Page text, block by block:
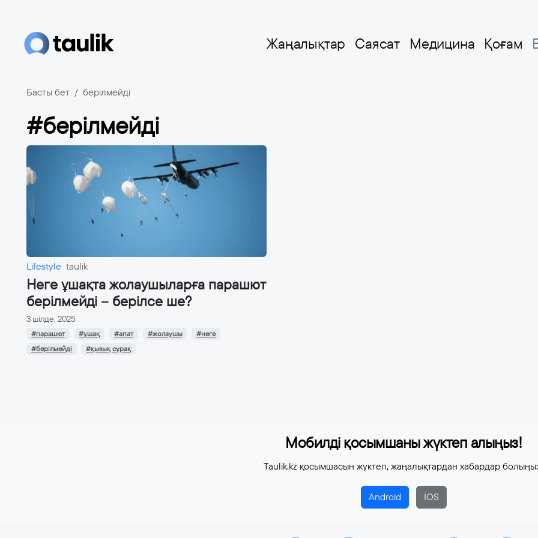
Жаңалықтар Саясат Медицина Қоғам
Басты бет берілмейді
#берілмейді
Lifestyle taulik
Неге ұшақта жолаушыларға парашют
берілмейді – берілсе ше?
3 шілде, 2025
#парашют #ұшақ #апат #жолаушы
#неге
#берілмейді
#қызық сұрақ
Мобилді қосымшаны жүктеп алыңыз!
Taulik.kz қосымшасын жүктеп, жаңалықтардан хабардар
Android IOS